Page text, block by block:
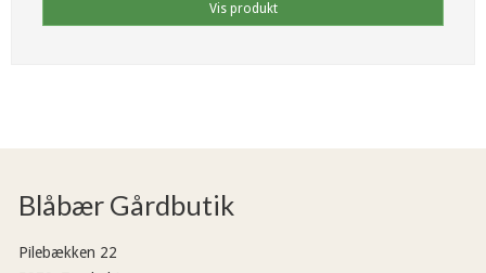
Vis produkt
Blåbær Gårdbutik
Pilebækken 22